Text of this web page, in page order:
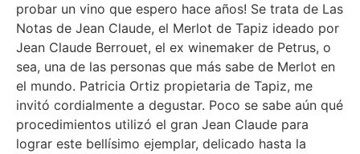
probar un vino que espero hace años! Se trata de Las
Notas de Jean Claude, el Merlot de Tapiz ideado por
Jean Claude Berrouet, el ex winemaker de Petrus, o
sea, una de las personas que más sabe de Merlot en
el mundo. Patricia Ortiz propietaria de Tapiz, me
invitó cordialmente a degustar. Poco se sabe aún qué
procedimientos utilizó el gran Jean Claude para
lograr este bellísimo ejemplar, delicado hasta la